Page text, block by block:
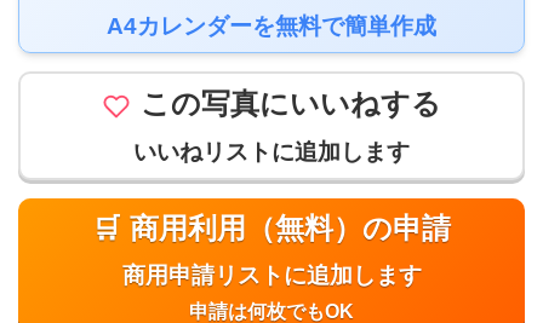
A4カレンダーを無料で簡単作成
この写真にいいねする
いいねリストに追加します
🛒 商用利用（無料）の申請
商用申請リストに追加します
申請は何枚でもOK